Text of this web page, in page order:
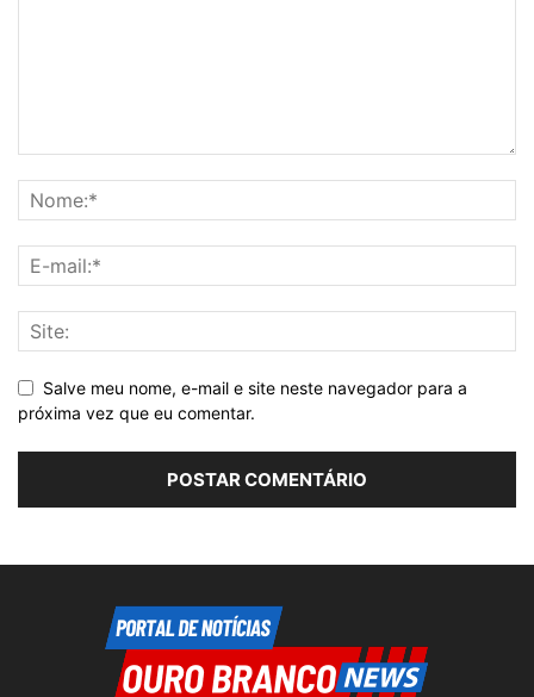
Salve meu nome, e-mail e site neste navegador para a
próxima vez que eu comentar.